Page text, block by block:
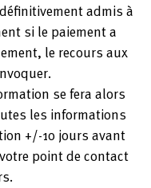
admis à
si le paiement a
le recours aux
se fera alors
les informations
+/-10 jours avant
point de contact